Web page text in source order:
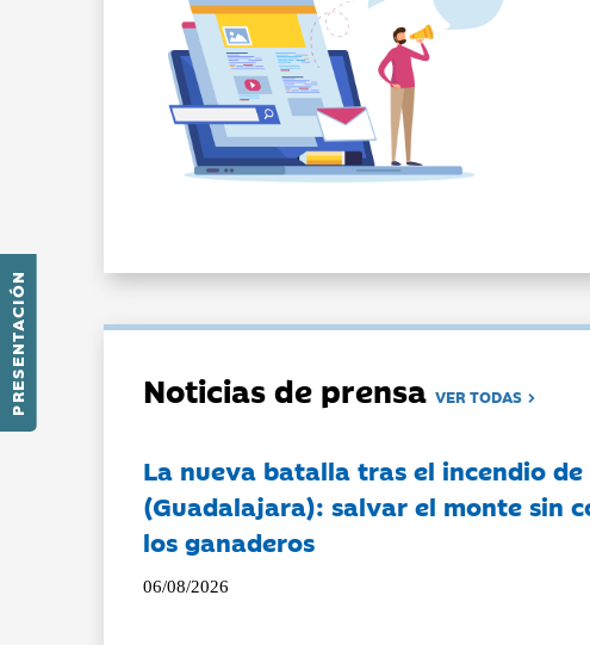
PRESENTACIÓN Noticias de prensaVER TODAS
La nueva batalla tras el incendio
(Guadalajara): salvar el monte sin
los ganaderos
06/08/2026